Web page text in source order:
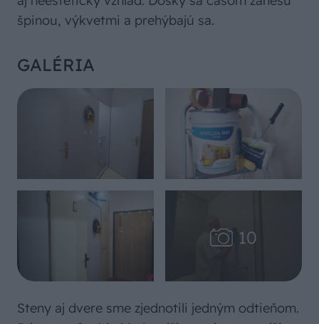
špinou, výkvetmi a prehýbajú sa.
GALÉRIA
Steny aj dvere sme zjednotili jedným odtieňom.